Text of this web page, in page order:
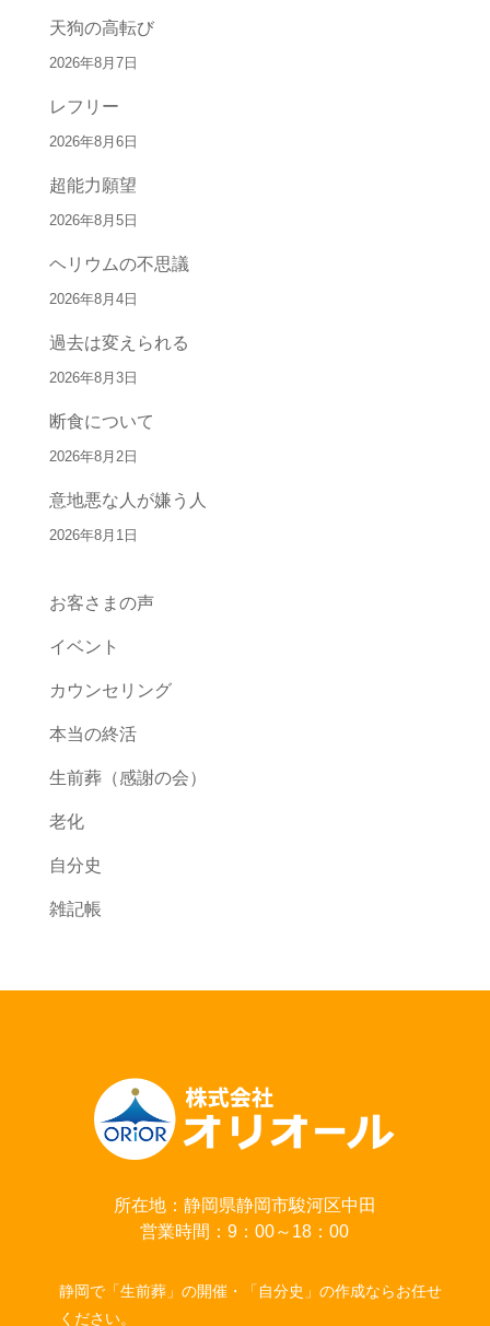
天狗の高転び
2026年8月7日
レフリー
2026年8月6日
超能力願望
2026年8月5日
ヘリウムの不思議
2026年8月4日
過去は変えられる
2026年8月3日
断食について
2026年8月2日
意地悪な人が嫌う人
2026年8月1日
お客さまの声
イベント
カウンセリング
本当の終活
生前葬（感謝の会）
老化
自分史
雑記帳
所在地：静岡県静岡市駿河区中田
営業時間：9：00～18：00
静岡で「生前葬」の開催・「自分史」の作成ならお任せ
ください。